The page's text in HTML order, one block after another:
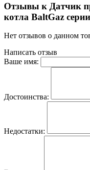
Отзывы к Датчик
котла BaltGaz
Нет отзывов о данном
Написать отзыв
Ваше имя:
Достоинства:
Недостатки: